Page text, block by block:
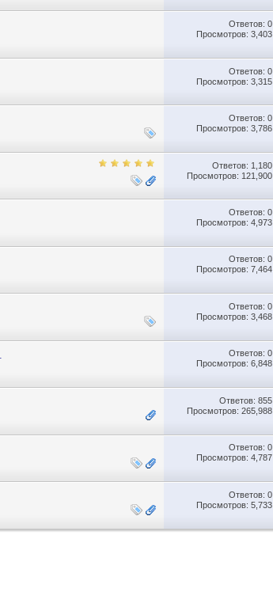
Ответов: 0
Просмотров: 3,403
Ответов: 0
Просмотров: 3,315
Ответов: 0
Просмотров: 3,786
Ответов: 1,180
Просмотров: 121,900
Ответов: 0
Просмотров: 4,973
Ответов: 0
Просмотров: 7,464
Ответов: 0
Просмотров: 3,468
Ответов: 0
Просмотров: 6,848
Ответов: 855
Просмотров: 265,988
Ответов: 0
Просмотров: 4,787
Ответов: 0
Просмотров: 5,733